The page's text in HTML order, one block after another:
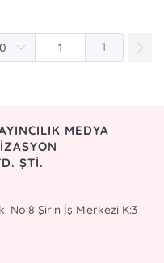
1
MEDYA
ŞTİ.
No:8 Şirin İş Merkezi K:3